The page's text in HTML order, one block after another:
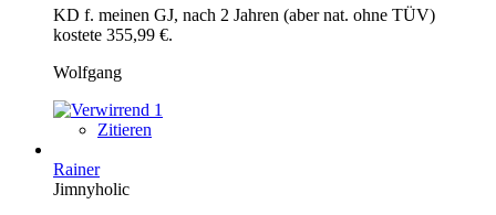
KD f. meinen GJ, nach 2 Jahren (aber nat. ohne TÜV)
kostete 355,99 €.
Wolfgang
1
Zitieren
Rainer
Jimnyholic